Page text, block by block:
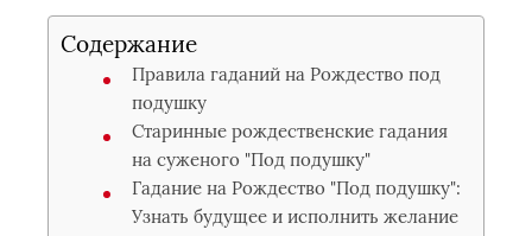
Хобби
Разное
Праздники
Содержание
Правила гаданий на Рождество под
подушку
Старинные рождественские гадания
на суженого "Под подушку"
Гадание на Рождество "Под подушку":
Узнать будущее и исполнить желание